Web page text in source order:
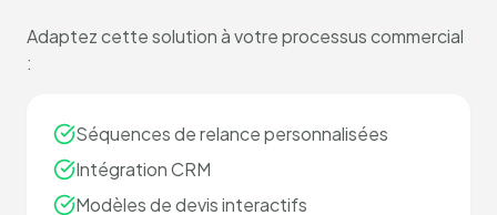
Adaptez cette solution à votre processus commercial
:
Séquences de relance personnalisées
Intégration CRM
Modèles de devis interactifs